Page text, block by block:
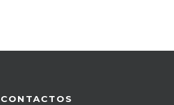
CONTACTOS